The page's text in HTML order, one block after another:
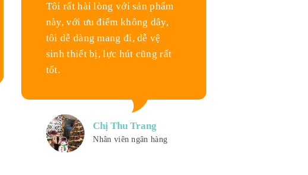
Tôi rất hài lòng với sản phẩm
này, với ưu điểm không dây,
tôi dễ dàng mang đi, dễ vệ
sinh thiết bị, lực hút cũng rất
tốt.
Chị Thu Trang
Nhân viên ngân hàng